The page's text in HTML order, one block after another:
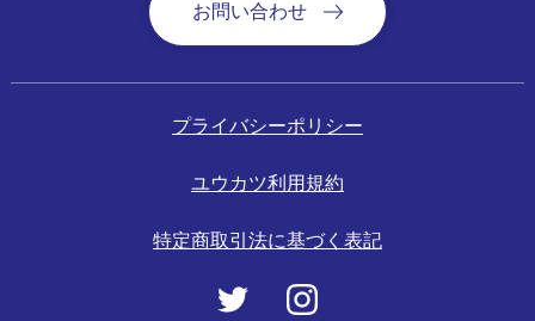
お問い合わせ
プライバシーポリシー
ユウカツ利用規約
特定商取引法に基づく表記